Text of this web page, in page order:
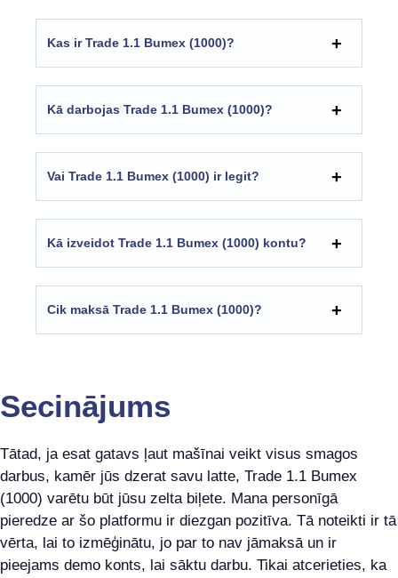
Kas ir Trade 1.1 Bumex (1000)?
Kā darbojas Trade 1.1 Bumex (1000)?
Vai Trade 1.1 Bumex (1000) ir legit?
Kā izveidot Trade 1.1 Bumex (1000) kontu?
Cik maksā Trade 1.1 Bumex (1000)?
Secinājums
Tātad, ja esat gatavs ļaut mašīnai veikt visus smagos
darbus, kamēr jūs dzerat savu latte, Trade 1.1 Bumex
(1000) varētu būt jūsu zelta biļete. Mana personīgā
pieredze ar šo platformu ir diezgan pozitīva. Tā noteikti ir tā
vērta, lai to izmēģinātu, jo par to nav jāmaksā un ir
pieejams demo konts, lai sāktu darbu. Tikai atcerieties, ka